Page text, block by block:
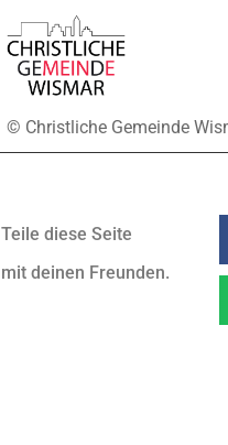
© Christliche Gemeinde
Teile diese Seite
mit deinen Freunden.